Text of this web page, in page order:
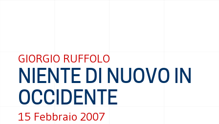
GIORGIO RUFFOLO
NIENTE DI NUOVO IN
OCCIDENTE
15 Febbraio 2007